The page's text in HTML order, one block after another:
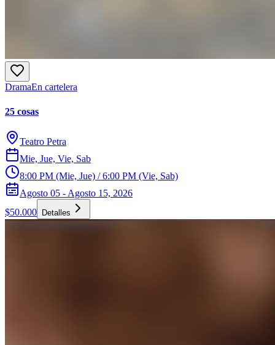
DramaEn cartelera
25 cosas
Teatro Petra
Mie, Jue, Vie, Sab
8:00 PM (Mie, Jue) / 6:00 PM (Vie, Sab)
Agosto 05 - Agosto 15, 2026
$50.000
Detalles